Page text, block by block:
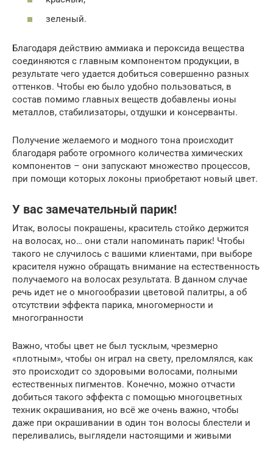
зеленый.
Благодаря действию аммиака и пероксида вещества
соединяются с главным компонентом продукции, в
результате чего удается добиться совершенно разных
оттенков. Чтобы ею было удобно пользоваться, в
состав помимо главных веществ добавлены ионы
металлов, стабилизаторы, отдушки и консерванты.
Получение желаемого и модного тона происходит
благодаря работе огромного количества химических
компонентов – они запускают множество процессов,
при помощи которых локоны приобретают новый цвет.
У вас замечательный парик!
Итак, волосы покрашены, краситель стойко держится
на волосах, но… они стали напоминать парик! Чтобы
такого не случилось с вашими клиентами, при выборе
красителя нужно обращать внимание на естественность
получаемого на волосах результата. В данном случае
речь идет не о многообразии цветовой палитры, а об
отсутствии эффекта парика, многомерности и
многогранности
Важно, чтобы цвет не был тусклым, чрезмерно
«плотным», чтобы он играл на свету, преломлялся, как
это происходит со здоровыми волосами, полными
естественных пигментов. Конечно, можно отчасти
добиться такого эффекта с помощью многоцветных
техник окрашивания, но всё же очень важно, чтобы
даже при окрашивании в один тон волосы блестели и
переливались, выглядели настоящими и живыми